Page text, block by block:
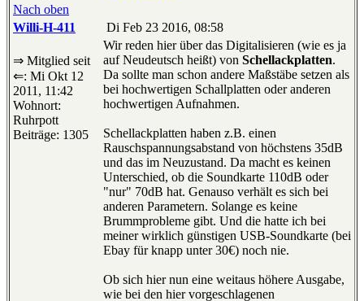
Nach oben
Willi-H-411
Di Feb 23 2016, 08:58
⇒ Mitglied seit
⇐: Mi Okt 12
2011, 11:42
Wohnort:
Ruhrpott
Beiträge: 1305
Wir reden hier über das Digitalisieren (wie es ja
auf Neudeutsch heißt) von Schellackplatten.
Da sollte man schon andere Maßstäbe setzen als
bei hochwertigen Schallplatten oder anderen
hochwertigen Aufnahmen.
Schellackplatten haben z.B. einen
Rauschspannungsabstand von höchstens 35dB
und das im Neuzustand. Da macht es keinen
Unterschied, ob die Soundkarte 110dB oder
"nur" 70dB hat. Genauso verhält es sich bei
anderen Parametern. Solange es keine
Brummprobleme gibt. Und die hatte ich bei
meiner wirklich günstigen USB-Soundkarte (bei
Ebay für knapp unter 30€) noch nie.
Ob sich hier nun eine weitaus höhere Ausgabe,
wie bei den hier vorgeschlagenen